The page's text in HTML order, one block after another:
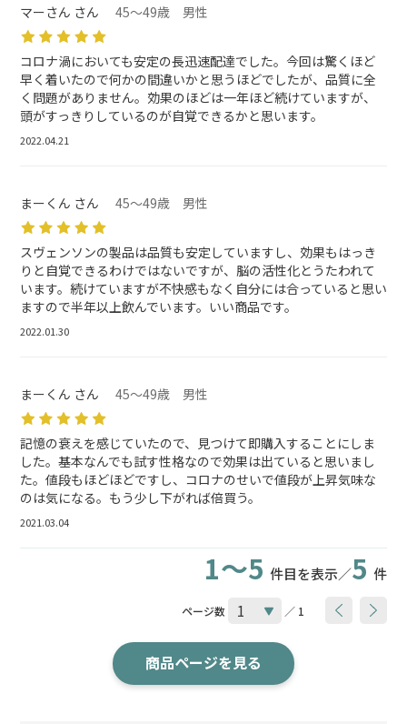
マーさん さん 45～49歳 男性
コロナ渦においても安定の長迅速配達でした。今回は驚くほど
早く着いたので何かの間違いかと思うほどでしたが、品質に全
く問題がありません。効果のほどは一年ほど続けていますが、
頭がすっきりしているのが自覚できるかと思います。
2022.04.21
まーくん さん 45～49歳 男性
スヴェンソンの製品は品質も安定していますし、効果もはっき
りと自覚できるわけではないですが、脳の活性化とうたわれて
います。続けていますが不快感もなく自分には合っていると思い
ますので半年以上飲んでいます。いい商品です。
2022.01.30
まーくん さん 45～49歳 男性
記憶の衰えを感じていたので、見つけて即購入することにしま
した。基本なんでも試す性格なので効果は出ていると思いまし
た。値段もほどほどですし、コロナのせいで値段が上昇気味な
のは気になる。もう少し下がれば倍買う。
2021.03.04
1～5 件目を表示／5 件
ページ数 ／ 1
商品ページを見る